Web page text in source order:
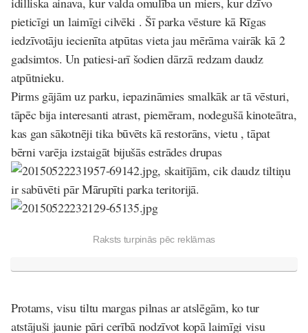
pieticīgi un laimīgi cilvēki . Šī parka vēsture kā Rīgas
iedzīvotāju iecienīta atpūtas vieta jau mērāma vairāk kā 2
gadsimtos. Un patiesi-arī šodien dārzā redzam daudz
atpūtnieku.
Pirms gājām uz parku, iepazināmies smalkāk ar tā vēsturi,
tāpēc bija interesanti atrast, piemēram, nodegušā kinoteātra,
kas gan sākotnēji tika būvēts kā restorāns, vietu , tāpat
bērni varēja izstaigāt bijušās estrādes drupas
, skaitījām, cik daudz tiltiņu
ir sabūvēti pār Mārupīti parka teritorijā.
Raksts turpinās pēc reklāmas
Protams, visu tiltu margas pilnas ar atslēgām, ko tur
atstājuši jaunie pāri cerībā nodzīvot kopā laimīgi visu